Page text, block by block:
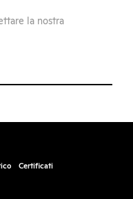
la nostra
Certificati